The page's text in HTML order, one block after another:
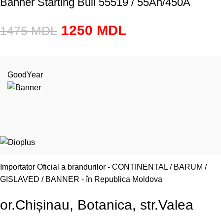
1475MDL 1250 MDL
GoodYear
Importator Oficial a brandurilor - CONTINENTAL / BARUM /
GISLAVED / BANNER - în Republica Moldova
or.Chișinau, Botanica, str.Valea